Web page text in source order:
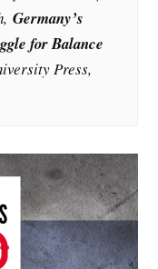
Germany’s
for Balance
Press,